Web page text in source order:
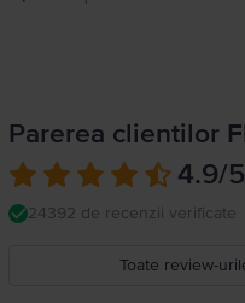
Parerea clientilor
4.9/5
24392 de recenzii verificate
Toate review-